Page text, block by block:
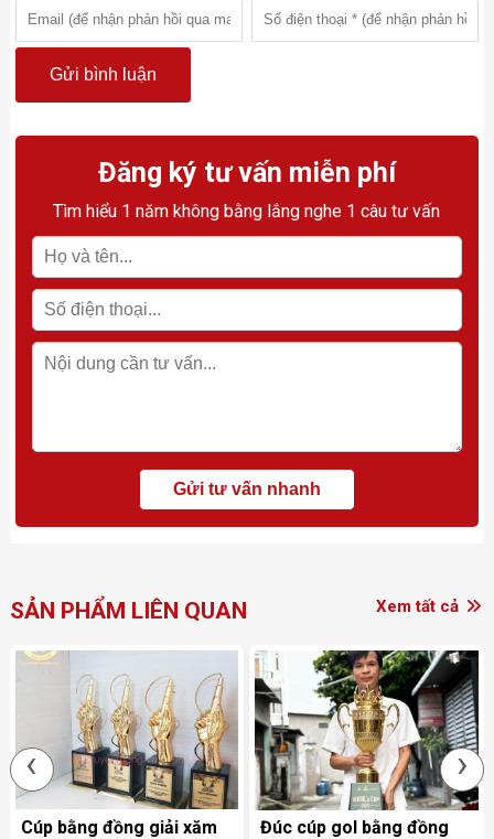
Đăng ký tư vấn miễn phí
Tìm hiểu 1 năm không bằng lắng nghe 1 câu tư vấn
SẢN PHẨM LIÊN QUAN Xem tất cả
Cúp bằng đồng giải xăm
Đúc cúp gol bằng đồng
‹ ›